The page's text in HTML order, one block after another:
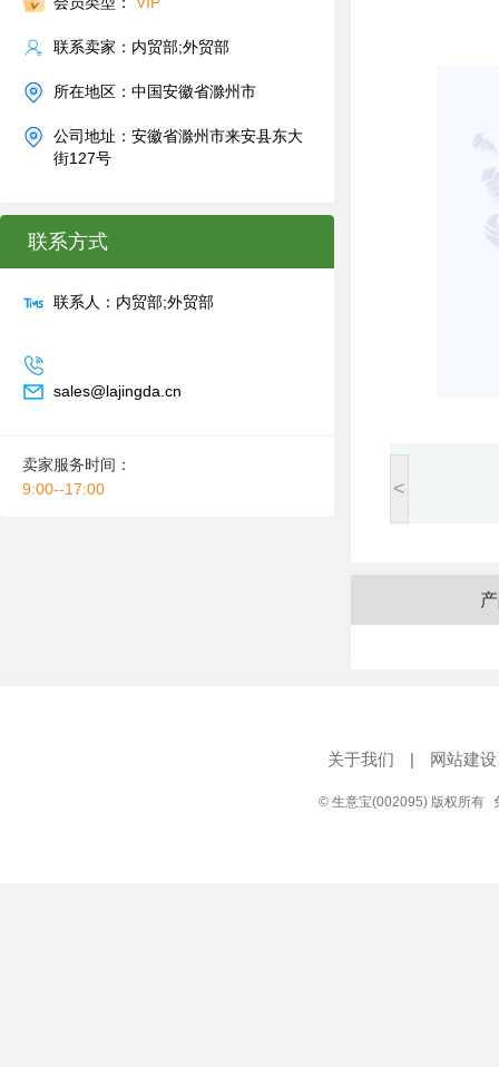
联系卖家：内贸部;外贸部
所在地区：中国安徽省滁州市
公司地址：安徽省滁州市来安县东大
街127号
联系方式
联系人：内贸部;外贸部
sales@lajingda.cn
卖家服务时间：
9:00--17:00
<
关于我们 | 网站建设
© 生意宝(002095) 版权所有